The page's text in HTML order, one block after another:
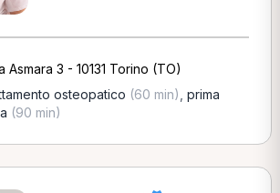
Asmara 3 - 10131 Torino (TO)
osteopatico (60 min) prima
(90 min)